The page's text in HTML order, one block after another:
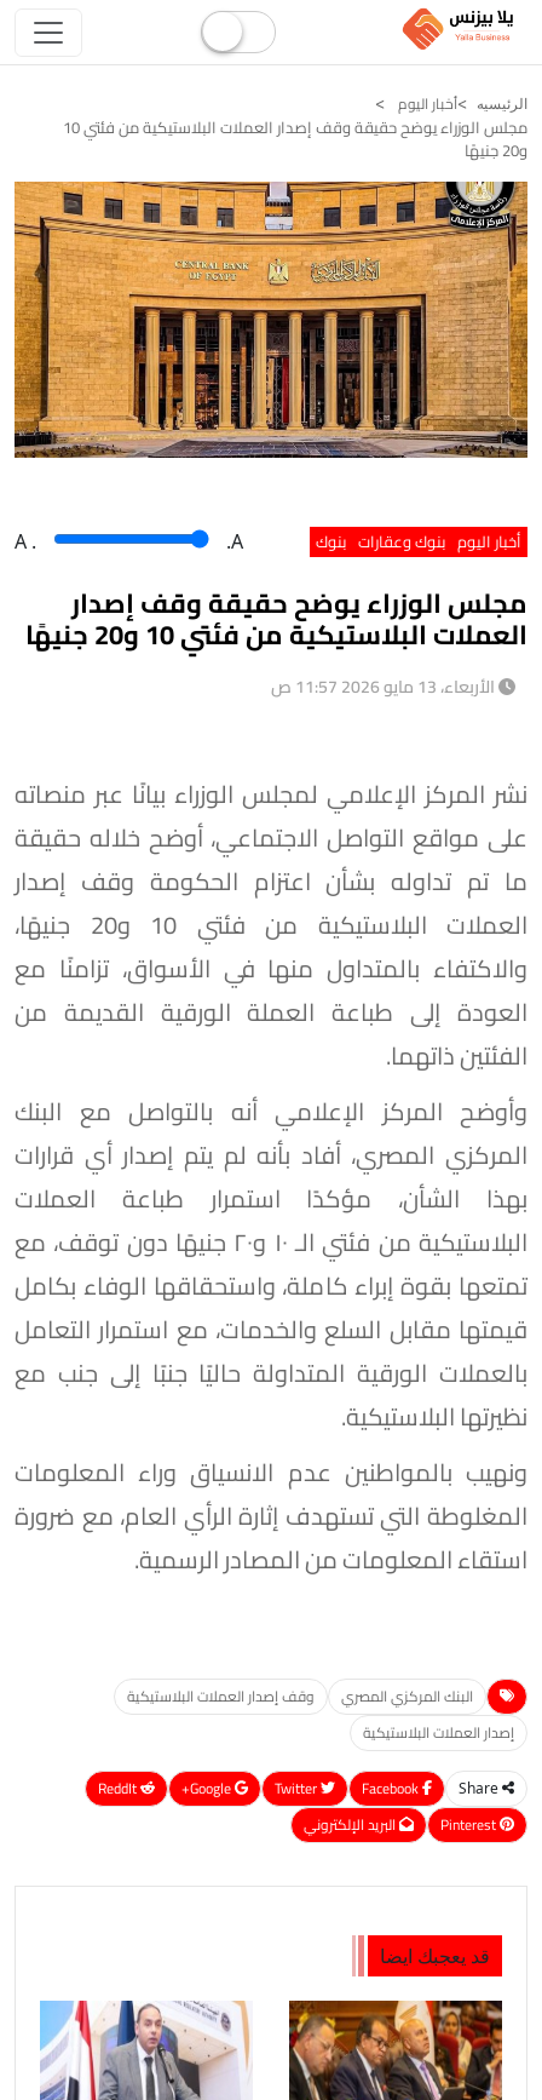
الرئيسيه أخبار اليوم
مجلس الوزراء يوضح حقيقة وقف إصدار العملات البلاستيكية من فئتي 10
و20 جنيهًا
أخبار اليوم بنوك وعقارات بنوك A . .A
مجلس الوزراء يوضح حقيقة وقف إصدار
العملات البلاستيكية من فئتي 10 و20 جنيهًا
الأربعاء، 13 مايو 2026 11:57 ص
نشر المركز الإعلامي لمجلس الوزراء بيانًا عبر منصاته
على مواقع التواصل الاجتماعي، أوضح خلاله حقيقة
ما تم تداوله بشأن اعتزام الحكومة وقف إصدار
العملات البلاستيكية من فئتي 10 و20 جنيهًا،
والاكتفاء بالمتداول منها في الأسواق، تزامنًا مع
العودة إلى طباعة العملة الورقية القديمة من
الفئتين ذاتهما.
وأوضح المركز الإعلامي أنه بالتواصل مع البنك
المركزي المصري، أفاد بأنه لم يتم إصدار أي قرارات
بهذا الشأن، مؤكدًا استمرار طباعة العملات
البلاستيكية من فئتي الـ ١٠ و٢٠ جنيهًا دون توقف، مع
تمتعها بقوة إبراء كاملة، واستحقاقها الوفاء بكامل
قيمتها مقابل السلع والخدمات، مع استمرار التعامل
بالعملات الورقية المتداولة حاليًا جنبًا إلى جنب مع
نظيرتها البلاستيكية.
ونهيب بالمواطنين عدم الانسياق وراء المعلومات
المغلوطة التي تستهدف إثارة الرأي العام، مع ضرورة
استقاء المعلومات من المصادر الرسمية.
البنك المركزي المصري
وقف إصدار العملات البلاستيكية
إصدار العملات البلاستيكية
Share
Google+
ReddIt
Pinterest
البريد الإلكتروني
قد يعجبك ايضا